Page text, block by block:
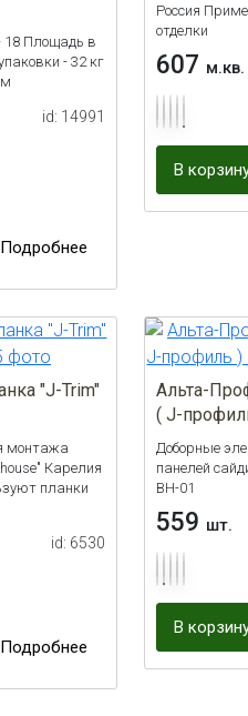
18 Площадь в
- 32 кг
id: 14991
Подробнее
Россия
отделки
607 м.кв.
В
"J-Trim"
монтажа
Карелия
планки
id: 6530
Подробнее
Альта-
( J-
Доборные
панелей
ВН-01
559 шт.
В